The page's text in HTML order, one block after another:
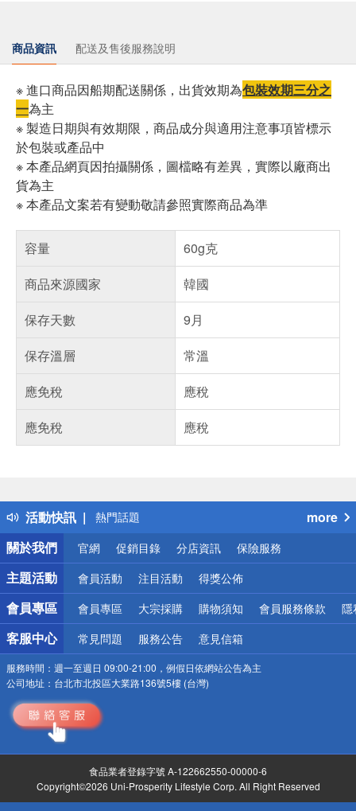
商品資訊 配送及售後服務說明
※ 進口商品因船期配送關係，出貨效期為包裝效期三分之
一為主
※ 製造日期與有效期限，商品成分與適用注意事項皆標示
於包裝或產品中
※ 本產品網頁因拍攝關係，圖檔略有差異，實際以廠商出
貨為主
※ 本產品文案若有變動敬請參照實際商品為準
容量
60g克
商品來源國家
韓國
保存天數
9月
保存溫層
常溫
應免稅
應稅
應免稅
應稅
活動快訊
得獎公告
熱門話題
銀行優惠
偏遠地區配送
詐騙網頁！請小心！
more
關於我們
官網 促銷目錄 分店資訊 保險服務
主題活動 會員活動 注目活動 得獎公佈
會員專區 會員專區 大宗採購 購物須知 會員服務條款 隱
客服中心 常見問題 服務公告 意見信箱
服務時間： 週一至週日 09:00-21:00，例假日依網站公告為主
公司地址： 台北市北投區大業路136號5樓 (台灣)
食品業者登錄字號 A-122662550-00000-6
Copyright©2026 Uni-Prosperity Lifestyle Corp. All Right Reserved